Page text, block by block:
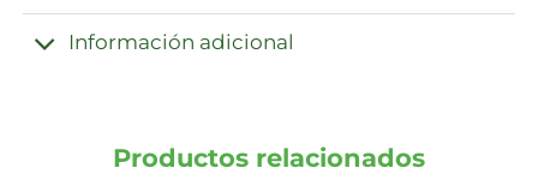
Información adicional
Productos relacionados